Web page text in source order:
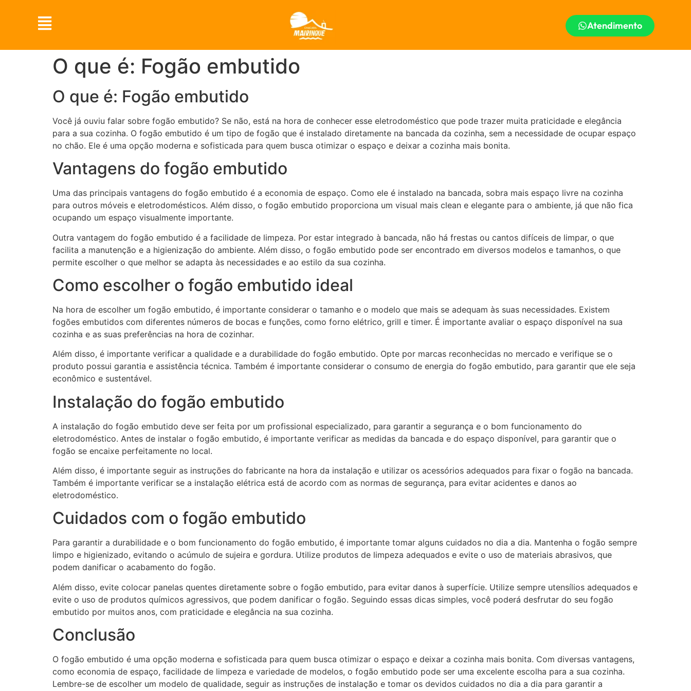
Atendimento
O que é: Fogão embutido
O que é: Fogão embutido
Você já ouviu falar sobre fogão embutido? Se não, está na hora de conhecer esse eletrodoméstico que pode trazer muita praticidade e elegância
para a sua cozinha. O fogão embutido é um tipo de fogão que é instalado diretamente na bancada da cozinha, sem a necessidade de ocupar espaço
no chão. Ele é uma opção moderna e sofisticada para quem busca otimizar o espaço e deixar a cozinha mais bonita.
Vantagens do fogão embutido
Uma das principais vantagens do fogão embutido é a economia de espaço. Como ele é instalado na bancada, sobra mais espaço livre na cozinha
para outros móveis e eletrodomésticos. Além disso, o fogão embutido proporciona um visual mais clean e elegante para o ambiente, já que não fica
ocupando um espaço visualmente importante.
Outra vantagem do fogão embutido é a facilidade de limpeza. Por estar integrado à bancada, não há frestas ou cantos difíceis de limpar, o que
facilita a manutenção e a higienização do ambiente. Além disso, o fogão embutido pode ser encontrado em diversos modelos e tamanhos, o que
permite escolher o que melhor se adapta às necessidades e ao estilo da sua cozinha.
Como escolher o fogão embutido ideal
Na hora de escolher um fogão embutido, é importante considerar o tamanho e o modelo que mais se adequam às suas necessidades. Existem
fogões embutidos com diferentes números de bocas e funções, como forno elétrico, grill e timer. É importante avaliar o espaço disponível na sua
cozinha e as suas preferências na hora de cozinhar.
Além disso, é importante verificar a qualidade e a durabilidade do fogão embutido. Opte por marcas reconhecidas no mercado e verifique se o
produto possui garantia e assistência técnica. Também é importante considerar o consumo de energia do fogão embutido, para garantir que ele seja
econômico e sustentável.
Instalação do fogão embutido
A instalação do fogão embutido deve ser feita por um profissional especializado, para garantir a segurança e o bom funcionamento do
eletrodoméstico. Antes de instalar o fogão embutido, é importante verificar as medidas da bancada e do espaço disponível, para garantir que o
fogão se encaixe perfeitamente no local.
Além disso, é importante seguir as instruções do fabricante na hora da instalação e utilizar os acessórios adequados para fixar o fogão na bancada.
Também é importante verificar se a instalação elétrica está de acordo com as normas de segurança, para evitar acidentes e danos ao
eletrodoméstico.
Cuidados com o fogão embutido
Para garantir a durabilidade e o bom funcionamento do fogão embutido, é importante tomar alguns cuidados no dia a dia. Mantenha o fogão sempre
limpo e higienizado, evitando o acúmulo de sujeira e gordura. Utilize produtos de limpeza adequados e evite o uso de materiais abrasivos, que
podem danificar o acabamento do fogão.
Além disso, evite colocar panelas quentes diretamente sobre o fogão embutido, para evitar danos à superfície. Utilize sempre utensílios adequados e
evite o uso de produtos químicos agressivos, que podem danificar o fogão. Seguindo essas dicas simples, você poderá desfrutar do seu fogão
embutido por muitos anos, com praticidade e elegância na sua cozinha.
Conclusão
O fogão embutido é uma opção moderna e sofisticada para quem busca otimizar o espaço e deixar a cozinha mais bonita. Com diversas vantagens,
como economia de espaço, facilidade de limpeza e variedade de modelos, o fogão embutido pode ser uma excelente escolha para a sua cozinha.
Lembre-se de escolher um modelo de qualidade, seguir as instruções de instalação e tomar os devidos cuidados no dia a dia para garantir a